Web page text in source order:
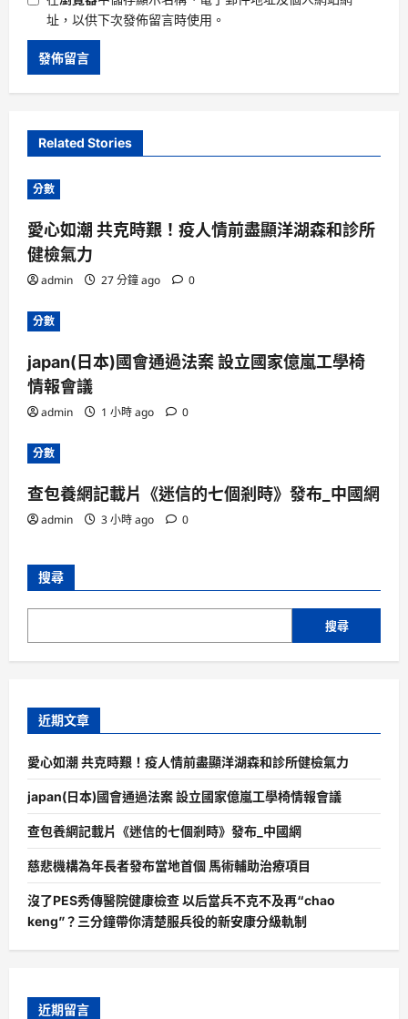
址，以供下次發佈留言時使用。
Related Stories
分數
愛心如潮 共克時艱！疫人情前盡顯洋湖森和診所
健檢氣力
admin 27 分鐘 ago 0
分數
japan(日本)國會通過法案 設立國家億嵐工學椅
情報會議
admin 1 小時 ago 0
分數
查包養網記載片《迷信的七個剎時》發布_中國網
admin 3 小時 ago 0
搜尋
搜尋
近期文章
愛心如潮 共克時艱！疫人情前盡顯洋湖森和診所健檢氣力
japan(日本)國會通過法案 設立國家億嵐工學椅情報會議
查包養網記載片《迷信的七個剎時》發布_中國網
慈悲機構為年長者發布當地首個 馬術輔助治療項目
沒了PES秀傳醫院健康檢查 以后當兵不克不及再“chao
keng”？三分鐘帶你清楚服兵役的新安康分級軌制
近期留言